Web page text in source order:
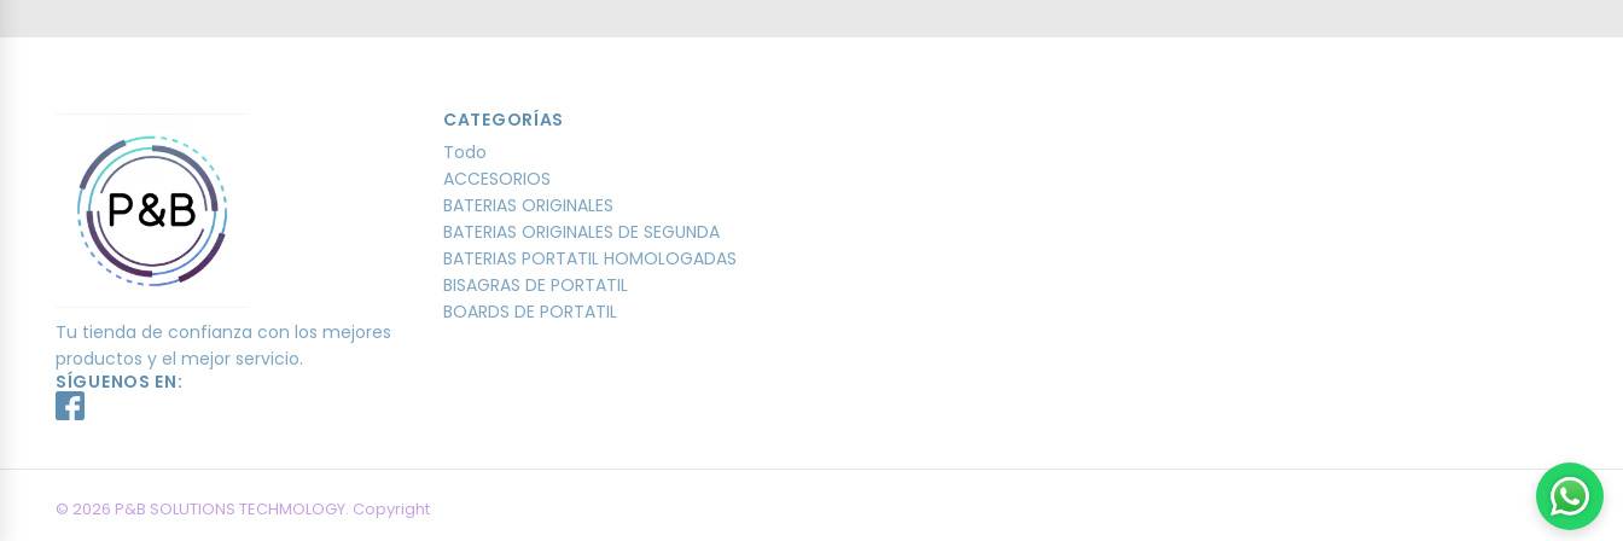
Tu tienda de confianza con los mejores
productos y el mejor servicio.
SÍGUENOS EN:
CATEGORÍAS
Todo
ACCESORIOS
BATERIAS ORIGINALES
BATERIAS ORIGINALES DE SEGUNDA
BATERIAS PORTATIL HOMOLOGADAS
BISAGRAS DE PORTATIL
BOARDS DE PORTATIL
© 2026 P&B SOLUTIONS TECHMOLOGY. Copyright